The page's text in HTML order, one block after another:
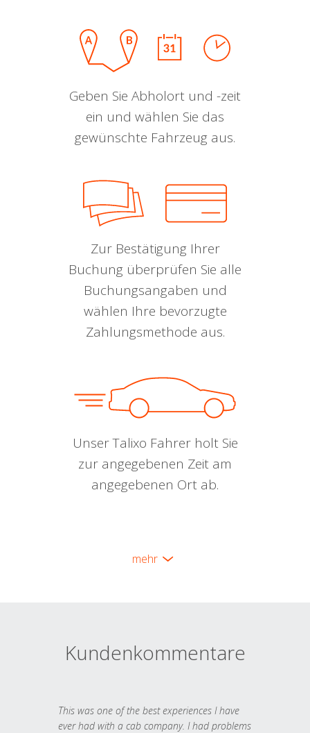
Geben Sie Abholort und -zeit
ein und wählen Sie das
gewünschte Fahrzeug aus.
Zur Bestätigung Ihrer
Buchung überprüfen Sie alle
Buchungsangaben und
wählen Ihre bevorzugte
Zahlungsmethode aus.
Unser Talixo Fahrer holt Sie
zur angegebenen Zeit am
angegebenen Ort ab.
mehr
Kundenkommentare
This was one of the best experiences I have
ever had with a cab company. I had problems